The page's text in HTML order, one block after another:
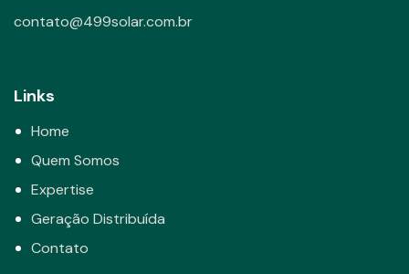
contato@499solar.com.br
Links
Home
Quem Somos
Expertise
Geração Distribuída
Contato